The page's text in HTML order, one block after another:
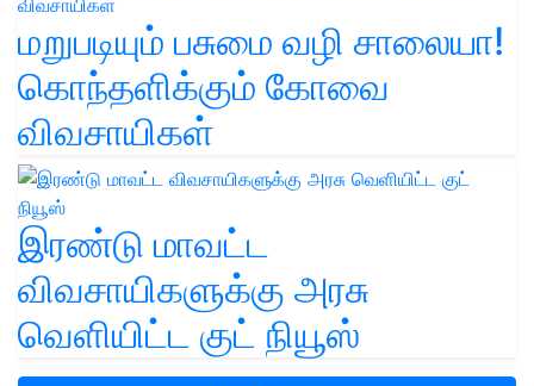
மறுபடியும் பசுமை வழி சாலையா!
கொந்தளிக்கும் கோவை
விவசாயிகள்
இரண்டு மாவட்ட
விவசாயிகளுக்கு அரசு
வெளியிட்ட குட் நியூஸ்